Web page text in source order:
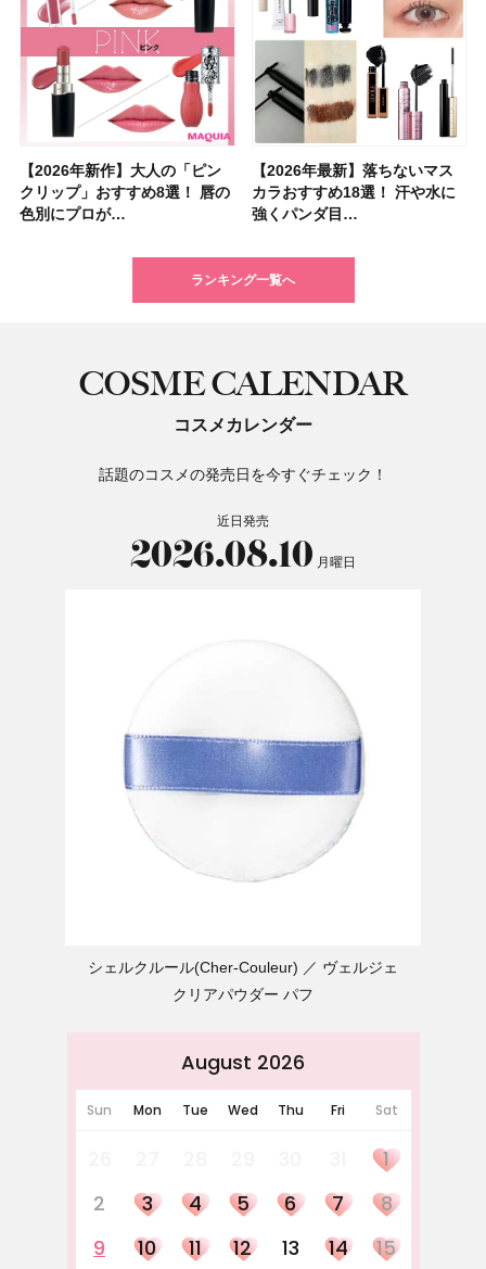
【2026年新作】大人の「ピン
クリップ」おすすめ8選！ 唇の
色別にプロが…
【2026年最新】落ちないマス
カラおすすめ18選！ 汗や水に
強くパンダ目…
【クリスマスコフレ2026】ク
リニークのホリデーコフレを一
挙紹介！ 人気…
【2026夏】「大人のニキビケ
ア」ランキングTOP5！＜マキ
アビューティ…
【2026年最新】落ちないマス
カラおすすめ18選！ 汗や水に
強くパンダ目…
シャネルの新作リップ「ルージ
ュ ココ イドゥラ グロス」全15
色スウォッ…
【石井美保さん・50歳のボディ
ケア愛用品16選】首・手・バス
トのパーツケ…
【ニベア】美容液リップクリー
ム＆ボディスクラブが新登場！
大人気の色付き…
【石井美保さんのおすすめお菓
子＆お茶10選】手土産にもぴっ
たり
【40代以上におすすめのプロテ
イン10選】美と健康に不可欠な
タンパク質を…
【2026年夏】小顔に見えるボ
ブの髪型37選！ レイヤー・切
りっぱなしな…
【最新】髪のうねり・広がり・
くせ毛におすすめのシャンプー
17選
【ILLIT（アイリット）ライブ
レポ】TOYOTA ARENA
TOKY…
【無印良品】スキンケア×衣料
素材の最強タッグで実現！ 着
るだけで保湿でき…
【ルナソルアイシャドウ】アイ
カラーレーションN新色・限定
色をイエベ・ブ…
ツヤ好きの人生チーク！エナモ
ル メロウメルティングチーク
限定〈102 ロ…
ランキング一覧へ
COSME CALENDAR
コスメカレンダー
話題のコスメの発売日を今すぐチェック！
近日発売
2026.08.10 月曜日
シェルクルール(Cher-Couleur)
ヴェルジェ
クリアパウダー パフ
August 2026
Sun Mon Tue Wed Thu Fri Sat
1
2
3 4 5 6 7
8
9
10 11 12 13 14
15